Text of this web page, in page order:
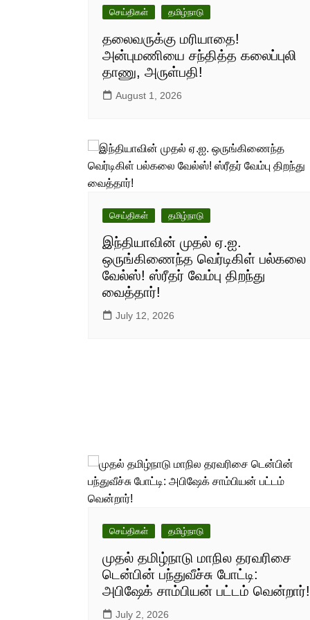
செய்திகள் தமிழ்நாடு
தலைவருக்கு மரியாதை!
அன்புமணியை சந்தித்த கலைப்புலி
தாணு, அருள்பதி!
August 1, 2026
செய்திகள் தமிழ்நாடு
இந்தியாவின் முதல் ஏ.ஐ.
ஒருங்கிணைந்த வெர்டிகிள் பல்கலை
வேல்ஸ்! ஸ்ரீதர் வேம்பு திறந்து
வைத்தார்!
July 12, 2026
செய்திகள் தமிழ்நாடு
முதல் தமிழ்நாடு மாநில தரவரிசை
டென்பின் பந்துவீச்சு போட்டி:
அபிஷேக் சாம்பியன் பட்டம் வென்றார்!
July 2, 2026